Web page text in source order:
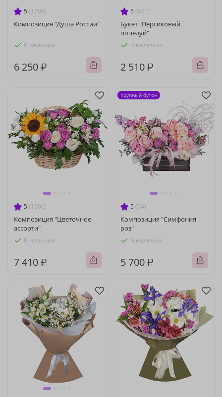
5 (1794)
Композиция "Душа России"
В наличии
6 250 ₽
5 (441)
Букет "Персиковый
поцелуй"
В наличии
2 510 ₽
5 (1906)
Композиция "Цветочное
ассорти"
В наличии
7 410 ₽
5 (64)
Композиция "Симфония
роз"
В наличии
5 700 ₽
Крупный бутон